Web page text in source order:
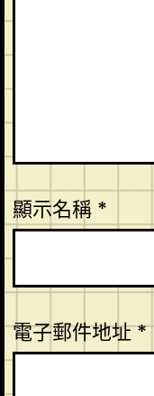
顯示名稱 *
電子郵件地址*